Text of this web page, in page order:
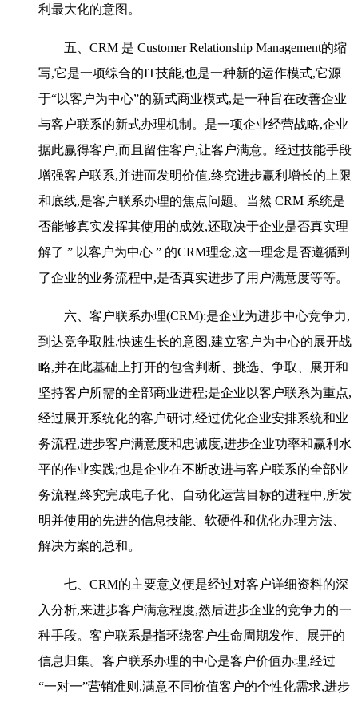
利最大化的意图。
五、CRM 是 Customer Relationship Management的缩
写,它是一项综合的IT技能,也是一种新的运作模式,它源
于“以客户为中心”的新式商业模式,是一种旨在改善企业
与客户联系的新式办理机制。是一项企业经营战略,企业
据此赢得客户,而且留住客户,让客户满意。经过技能手段
增强客户联系,并进而发明价值,终究进步赢利增长的上限
和底线,是客户联系办理的焦点问题。当然 CRM 系统是
否能够真实发挥其使用的成效,还取决于企业是否真实理
解了 ” 以客户为中心 ” 的CRM理念,这一理念是否遵循到
了企业的业务流程中,是否真实进步了用户满意度等等。
六、客户联系办理(CRM):是企业为进步中心竞争力,
到达竞争取胜,快速生长的意图,建立客户为中心的展开战
略,并在此基础上打开的包含判断、挑选、争取、展开和
坚持客户所需的全部商业进程;是企业以客户联系为重点,
经过展开系统化的客户研讨,经过优化企业安排系统和业
务流程,进步客户满意度和忠诚度,进步企业功率和赢利水
平的作业实践;也是企业在不断改进与客户联系的全部业
务流程,终究完成电子化、自动化运营目标的进程中,所发
明并使用的先进的信息技能、软硬件和优化办理方法、
解决方案的总和。
七、CRM的主要意义便是经过对客户详细资料的深
入分析,来进步客户满意程度,然后进步企业的竞争力的一
种手段。客户联系是指环绕客户生命周期发作、展开的
信息归集。客户联系办理的中心是客户价值办理,经过
“一对一”营销准则,满意不同价值客户的个性化需求,进步